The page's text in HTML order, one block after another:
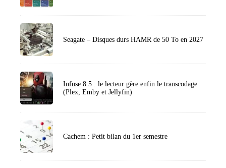
Seagate – Disques durs HAMR de 50 To en 2027
Infuse 8.5 : le lecteur gère enfin le transcodage
(Plex, Emby et Jellyfin)
Cachem : Petit bilan du 1er semestre